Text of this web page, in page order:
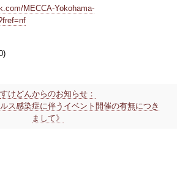
MECCA-Yokohama-
すけどんからのお知らせ：
ス感染症に伴うイベント開催の有無につき
まして》